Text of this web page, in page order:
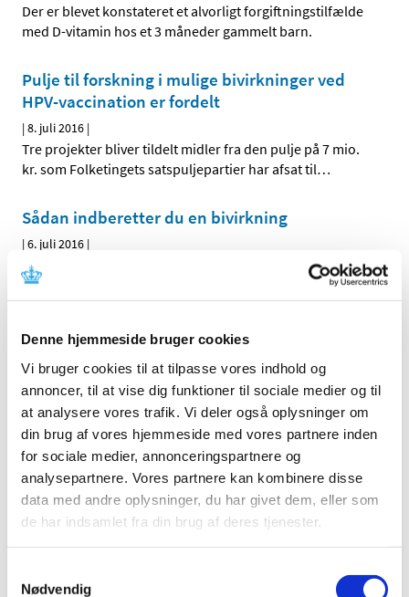
Denne hjemmeside bruger cookies
Vi bruger cookies til at tilpasse vores indhold og
annoncer, til at vise dig funktioner til sociale medier og til
at analysere vores trafik. Vi deler også oplysninger om
din brug af vores hjemmeside med vores partnere inden
for sociale medier, annonceringspartnere og
analysepartnere. Vores partnere kan kombinere disse
data med andre oplysninger, du har givet dem, eller som
de har indsamlet fra din brug af deres tjenester.
Nødvendig
Der er blevet konstateret et alvorligt forgiftningstilfælde
med D-vitamin hos et 3 måneder gammelt barn.
Pulje til forskning i mulige bivirkninger ved
HPV-vaccination er fordelt
|8. juli 2016 |
Tre projekter bliver tildelt midler fra den pulje på 7 mio.
kr. som Folketingets satspuljepartier har afsat til…
Sådan indberetter du en bivirkning
|6. juli 2016 |
Både patienter og pårørende kan indberette formodede
bivirkninger ved medicin til Lægemiddelstyrelsen. En…
Årsrapport om børnevaccinations­programmet
27. april 2016
Lægemiddelstyrelsen, Sundhedsstyrelsen og Statens
Serum Institut har sammen udgivet en årsrapport for …
Ny videografik om HPV-vaccinen
|26. april 2016|
Lægemiddelstyrelsen har lavet en lille video, der ved
Informationsmateriale om biosimilære